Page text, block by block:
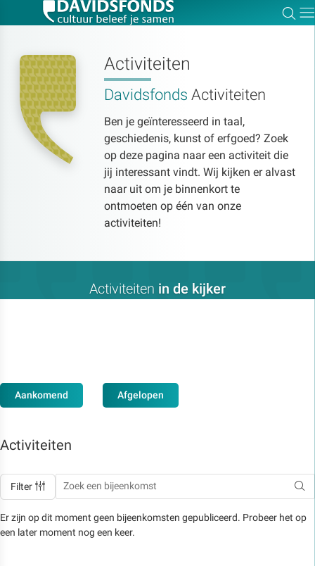
Activiteiten
Davidsfonds Activiteiten
Ben je geïnteresseerd in taal,
geschiedenis, kunst of erfgoed? Zoek
op deze pagina naar een activiteit die
jij interessant vindt. Wij kijken er alvast
naar uit om je binnenkort te
ontmoeten op één van onze
activiteiten!
Activiteiten in de kijker
Aankomend Afgelopen
Activiteiten
Filter
Er zijn op dit moment geen bijeenkomsten gepubliceerd. Probeer het op
een later moment nog een keer.
Zoek:
Zoeken